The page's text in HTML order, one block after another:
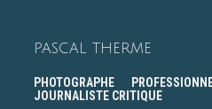
PASCAL THERME
PHOTOGRAPHE
JOURNALISTE CRITIQUE